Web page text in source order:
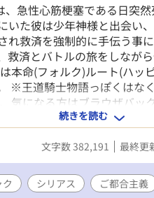
、急性心筋梗塞である日突
いた彼は少年神様と出会い
れ救済を強制的に手伝う事
救済とバトルの旅をしなが
命(フォルク)ルート(ハッ
※王道騎士物語っぽくはな
気になる方はブラウザバッ
随時修正して行きますので
しています。
続きを読む
文字数 382,191 最終更
シリアス ご都合主義